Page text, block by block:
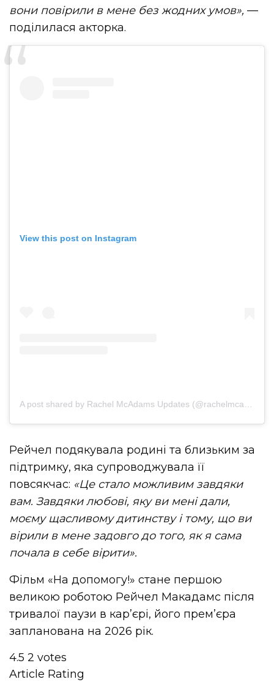
вони повірили в мене без жодних умов», —
поділилася акторка.
View this post on Instagram
A post shared by Rachel McAdams Updates (@rachelmcadamssofficial)
Рейчел подякувала родині та близьким за
підтримку, яка супроводжувала її
повсякчас: «Це стало можливим завдяки
вам. Завдяки любові, яку ви мені дали,
моєму щасливому дитинству і тому, що ви
вірили в мене задовго до того, як я сама
почала в себе вірити».
Фільм «На допомогу!» стане першою
великою роботою Рейчел Макадамс після
тривалої паузи в кар’єрі, його прем’єра
запланована на 2026 рік.
4.5 2 votes
Article Rating